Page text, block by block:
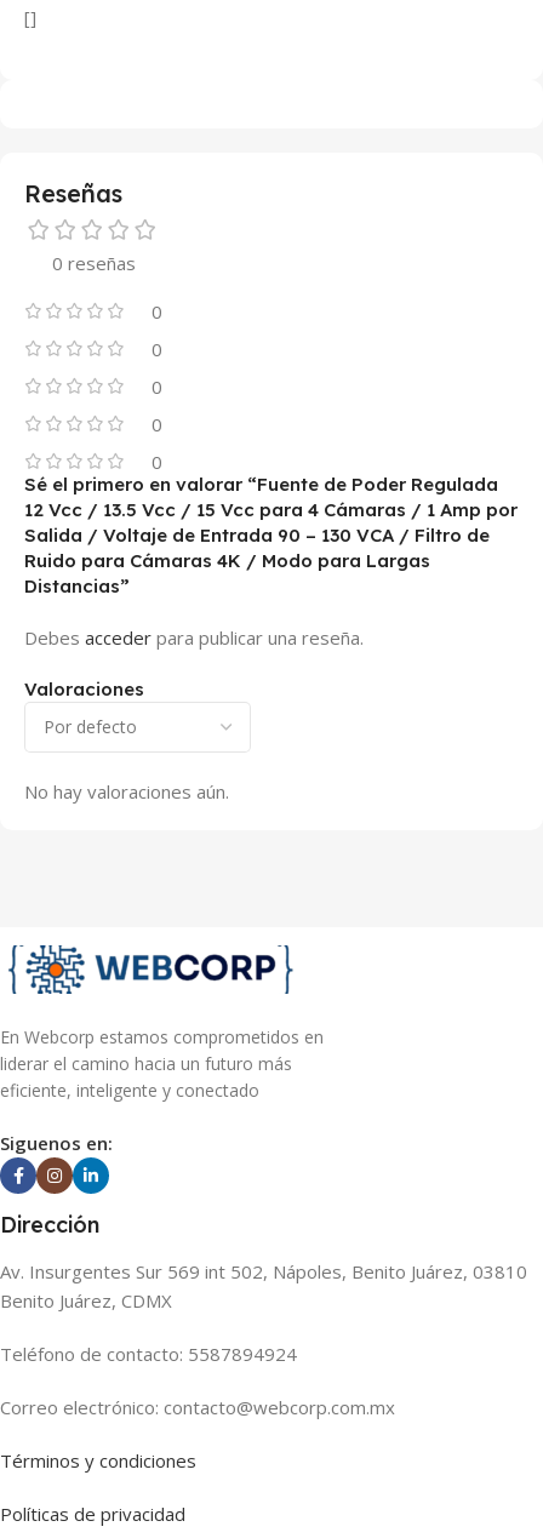
[]
Reseñas
0 reseñas
0
0
0
0
0
Valoraciones
No hay valoraciones aún.
Sé el primero en valorar “Fuente de Poder Regulada
12 Vcc / 13.5 Vcc / 15 Vcc para 4 Cámaras / 1 Amp por
Salida / Voltaje de Entrada 90 – 130 VCA / Filtro de
Ruido para Cámaras 4K / Modo para Largas
Distancias”
Debes acceder para publicar una reseña.
En Webcorp estamos comprometidos en
liderar el camino hacia un futuro más
eficiente, inteligente y conectado
Siguenos en:
Dirección
Av. Insurgentes Sur 569 int 502, Nápoles, Benito Juárez, 03810
Benito Juárez, CDMX
Teléfono de contacto: 5587894924
Correo electrónico: contacto@webcorp.com.mx
Términos y condiciones
Políticas de privacidad